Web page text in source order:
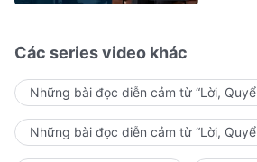
Các series video khác
Những bài đọc diễn cảm từ “Lời,
Những bài đọc diễn cảm từ “Lời,